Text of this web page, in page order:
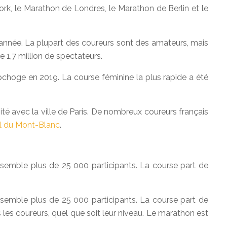
le Marathon de Londres, le Marathon de Berlin et le
La plupart des coureurs sont des amateurs, mais
1,7 million de spectateurs.
en 2019. La course féminine la plus rapide a été
avec la ville de Paris. De nombreux coureurs français
du Mont-Blanc.
plus de 25 000 participants. La course part de
plus de 25 000 participants. La course part de
coureurs, quel que soit leur niveau. Le marathon est